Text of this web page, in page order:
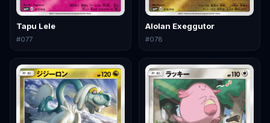
Tapu Lele
#077
Alolan Exeggutor
#078